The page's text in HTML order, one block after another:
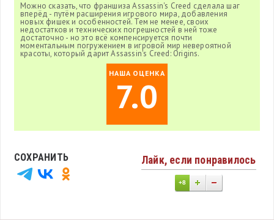
Можно сказать, что франшиза Assassin's Creed сделала шаг
вперёд - путём расширения игрового мира, добавления
новых фишек и особенностей. Тем не менее, своих
недостатков и технических погрешностей в ней тоже
достаточно - но это всё компенсируется почти
моментальным погружением в игровой мир невероятной
красоты, который дарит Assassin's Creed: Origins.
НАША ОЦЕНКА
7.0
Лайк, если понравилось
+8
СОХРАНИТЬ